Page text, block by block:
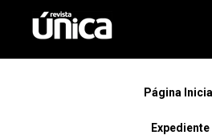
Página Inicial
Expediente